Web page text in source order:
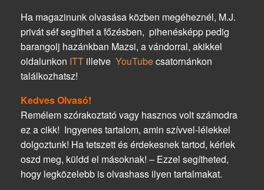
Ha magazinunk olvasása közben megéheznél, M.J.
privát séf segíthet a főzésben, pihenésképp pedig
barangolj hazánkban Mazsi, a vándorral, akikkel
oldalunkon ITT illetve YouTubecsatornánkon
találkozhatsz!
Kedves Olvasó!
Remélem szórakoztató vagy hasznos volt számodra
ez a cikk! Ingyenes tartalom, amin szívvel-lélekkel
dolgoztunk! Ha tetszett és érdekesnek tartod, kérlek
oszd meg, küldd el másoknak! – Ezzel segítheted,
hogy legközelebb is olvashass ilyen tartalmakat.